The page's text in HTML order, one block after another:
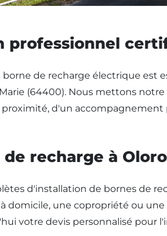
professionnel
de recharge électrique est
(64400). Nous mettons
d'un
recharge à
d'installation de bornes de
une copropriété ou
votre devis personnalisé pour